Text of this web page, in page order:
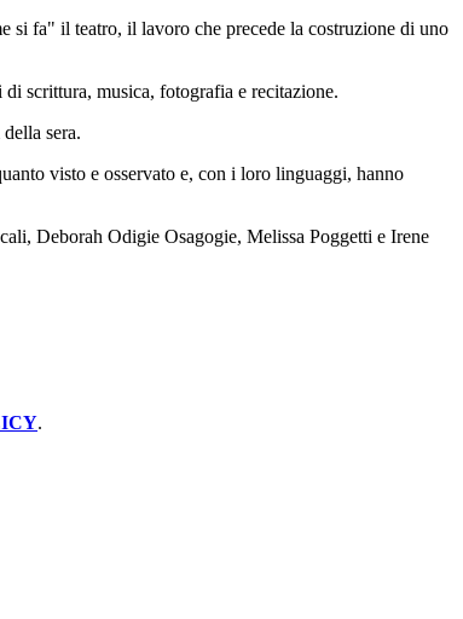
si fa" il teatro, il lavoro che precede la costruzione di uno
scrittura, musica, fotografia e recitazione.
sera.
visto e osservato e, con i loro linguaggi, hanno
Deborah Odigie Osagogie, Melissa Poggetti e Irene
.